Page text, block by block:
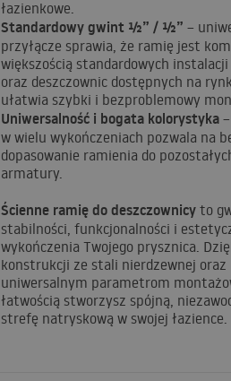
łazienkowe.
Standardowy gwint ½” / ½” –
przyłącze sprawia, że ramię jest
większością standardowych instalacji
oraz deszczownic dostępnych na
ułatwia szybki i bezproblemowy
Uniwersalność i bogata kolorystyka
w wielu wykończeniach pozwala na
dopasowanie ramienia do
armatury.
Ścienne ramię do deszczownicy to
stabilności, funkcjonalności i
wykończenia Twojego prysznica.
konstrukcji ze stali nierdzewnej oraz
uniwersalnym parametrom
łatwością stworzysz spójną,
strefę natryskową w swojej łazience.